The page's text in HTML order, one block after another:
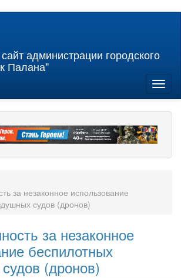
администрации городского
Палана"
за незаконное использование
судов (дронов)
за незаконное
беспилотных
(дронов)